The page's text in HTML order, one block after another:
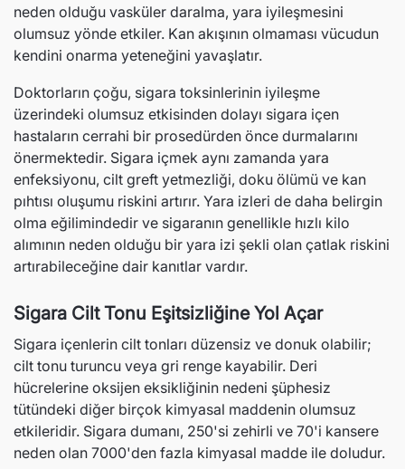
neden olduğu vasküler daralma, yara iyileşmesini
olumsuz yönde etkiler. Kan akışının olmaması vücudun
kendini onarma yeteneğini yavaşlatır.
Doktorların çoğu, sigara toksinlerinin iyileşme
üzerindeki olumsuz etkisinden dolayı sigara içen
hastaların cerrahi bir prosedürden önce durmalarını
önermektedir. Sigara içmek aynı zamanda yara
enfeksiyonu, cilt greft yetmezliği, doku ölümü ve kan
pıhtısı oluşumu riskini artırır. Yara izleri de daha belirgin
olma eğilimindedir ve sigaranın genellikle hızlı kilo
alımının neden olduğu bir yara izi şekli olan çatlak riskini
artırabileceğine dair kanıtlar vardır.
Sigara Cilt Tonu Eşitsizliğine Yol Açar
Sigara içenlerin cilt tonları düzensiz ve donuk olabilir;
cilt tonu turuncu veya gri renge kayabilir. Deri
hücrelerine oksijen eksikliğinin nedeni şüphesiz
tütündeki diğer birçok kimyasal maddenin olumsuz
etkileridir. Sigara dumanı, 250'si zehirli ve 70'i kansere
neden olan 7000'den fazla kimyasal madde ile doludur.